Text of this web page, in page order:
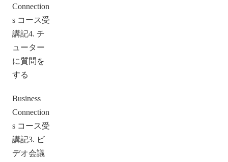
Connection
s コース受
講記4. チ
ューター
に質問を
する
Business
Connection
s コース受
講記3. ビ
デオ会議